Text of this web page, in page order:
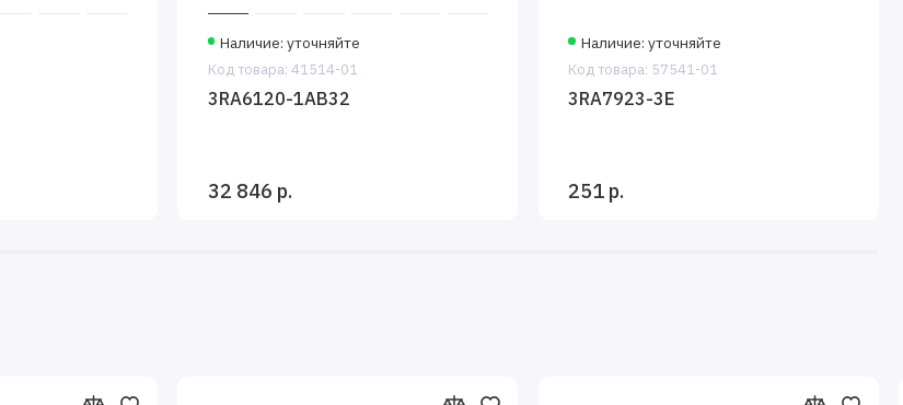
Наличие: уточняйте
Код товара: 41514-01
3RA6120-1AB32
32 846 р.
Наличие: уточняйте
Код товара: 57541-01
3RA7923-3E
251 р.